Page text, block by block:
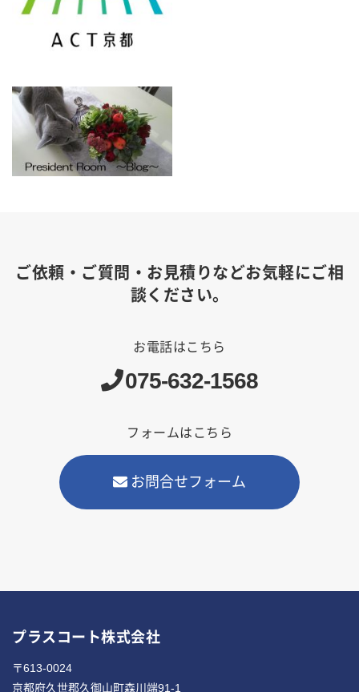
ご依頼・ご質問・お見積りなどお気軽にご相
談ください。
お電話はこちら
075-632-1568
フォームはこちら
お問合せフォーム
プラスコート株式会社
〒613-0024
京都府久世郡久御山町森川端91-1